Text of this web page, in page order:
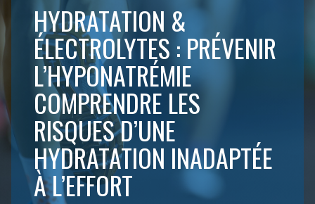
HYDRATATION &
ÉLECTROLYTES : PRÉVENIR
L’HYPONATRÉMIE
COMPRENDRE LES
RISQUES D’UNE
HYDRATATION INADAPTÉE
À L’EFFORT